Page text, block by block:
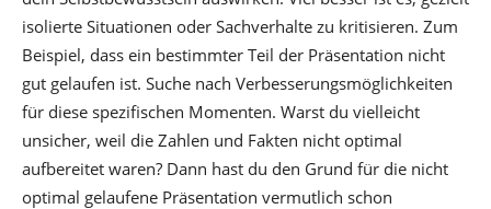
isolierte Situationen oder Sachverhalte zu kritisieren. Zum
Beispiel, dass ein bestimmter Teil der Präsentation nicht
gut gelaufen ist. Suche nach Verbesserungsmöglichkeiten
für diese spezifischen Momenten. Warst du vielleicht
unsicher, weil die Zahlen und Fakten nicht optimal
aufbereitet waren? Dann hast du den Grund für die nicht
optimal gelaufene Präsentation vermutlich schon